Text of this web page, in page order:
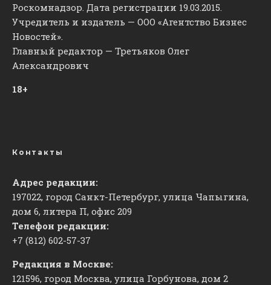
Роскомнадзор. Дата регистрации 19.03.2015.
Учредитель и издатель — ООО «Агентство Бизнес
Новостей».
Главный редактор — Третьяков Олег
Александрович
18+
Контакты
Адрес редакции:
197022, город Санкт-Петербург, улица Чапыгина,
дом 6, литера П, офис 209
Телефон редакции:
+7 (812) 602-57-37
Редакция в Москве:
121596, город Москва, улица Горбунова, дом 2